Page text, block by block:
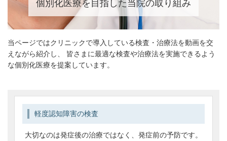
個別化医療を目指した当院の取り組み
当ページではクリニックで導入している検査・治療法を動画を交
えながら紹介し、 皆さまに最適な検査や治療法を実施できるよう
な個別化医療を提案しています。
軽度認知障害の検査
大切なのは発症後の治療ではなく、発症前の予防です。